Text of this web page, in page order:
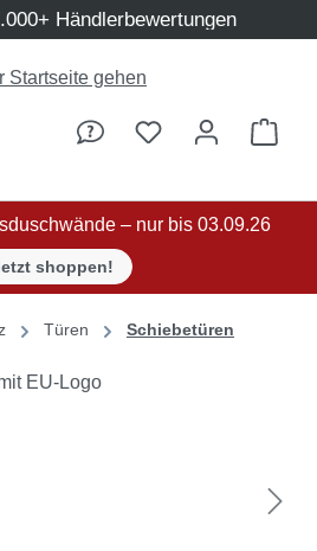
Händlerbewertungen
– nur bis 03.09.26
shoppen!
Türen Schiebetüren